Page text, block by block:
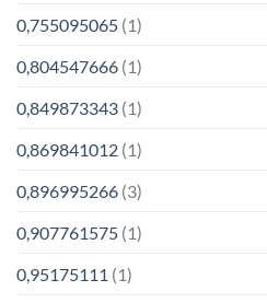
0,755095065 (1)
0,804547666 (1)
0,849873343 (1)
0,869841012 (1)
0,896995266 (3)
0,907761575 (1)
0,95175111 (1)